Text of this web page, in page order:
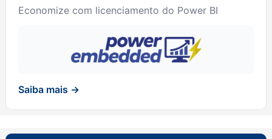
Economize com licenciamento do Power BI
Saiba mais →